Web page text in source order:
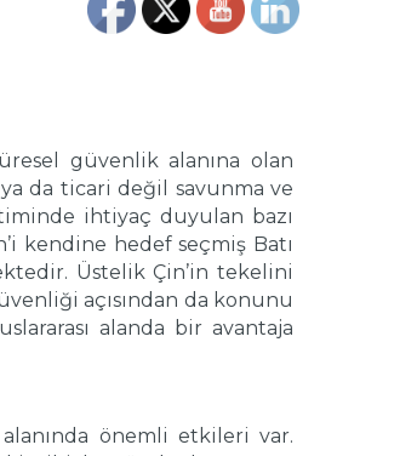
güvenlik alanına olan
da ticari değil savunma ve
ihtiyaç duyulan bazı
kendine hedef seçmiş Batı
Üstelik Çin’in tekelini
açısından da konunu
alanda bir avantaja
önemli etkileri var.